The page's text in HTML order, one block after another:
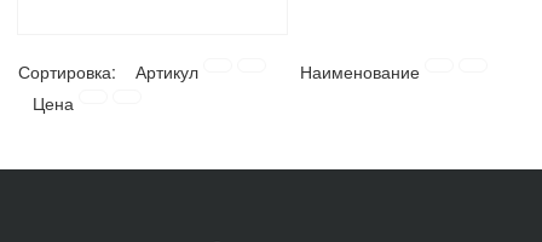
Сортировка: Артикул
Наименование
Цена